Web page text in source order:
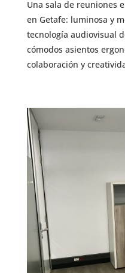
Una sala de reuniones
en Getafe: luminosa y
tecnología audiovisual
cómodos asientos
colaboración y